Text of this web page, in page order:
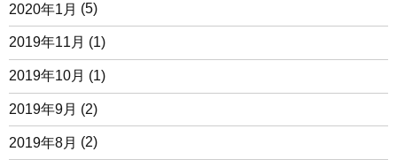
2020年1月 (5)
2019年11月 (1)
2019年10月 (1)
2019年9月 (2)
2019年8月 (2)